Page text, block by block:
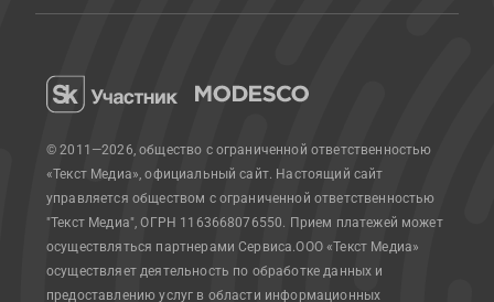
© 2011—2026, общество с ограниченной ответственностью
«Текст Медиа», официальный сайт. Настоящий сайт
управляется обществом с ограниченной ответственностью
"Текст Медиа", ОГРН 1163668076550. Прием платежей может
осуществляться партнерами Сервиса.ООО «Текст Медиа»
осуществляет деятельность по обработке данных и
предоставлению услуг в области информационных